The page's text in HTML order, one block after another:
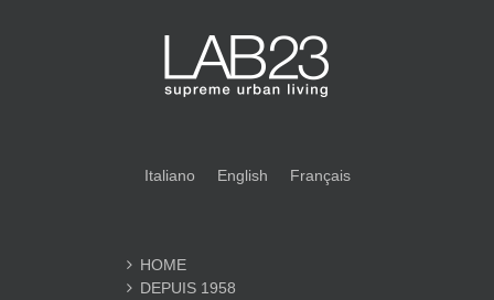
Italiano English Français
HOME
DEPUIS 1958